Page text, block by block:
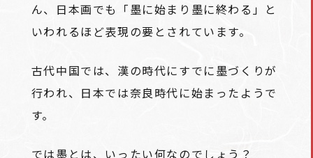
ん、日本画でも「墨に始まり墨に終わる」と
いわれるほど表現の要とされています。
古代中国では、漢の時代にすでに墨づくりが
行われ、日本では奈良時代に始まったようで
す。
では墨とは、いったい何なのでしょう？